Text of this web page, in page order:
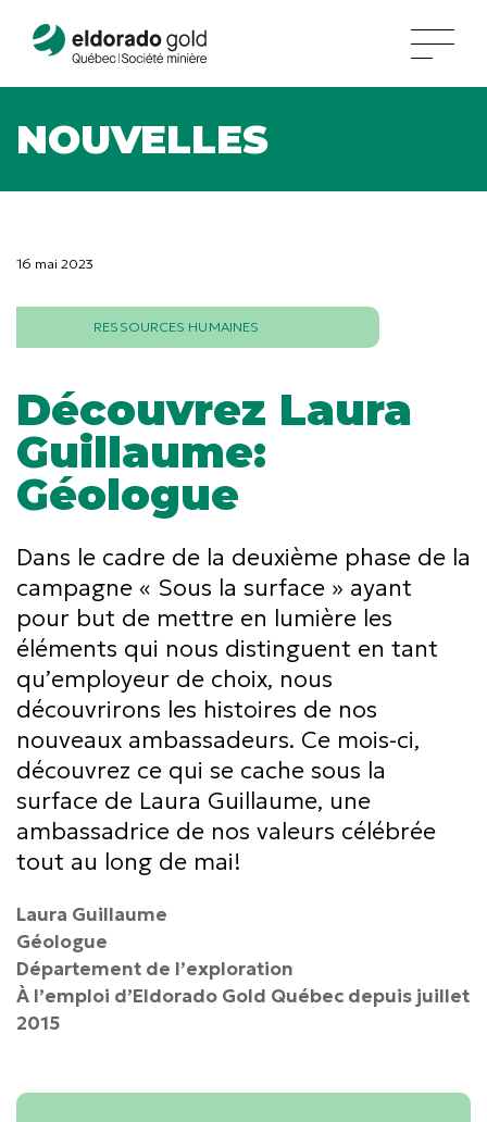
NOUVELLES
16 mai 2023
RESSOURCES HUMAINES
Découvrez Laura
Guillaume:
Géologue
Dans le cadre de la deuxième phase de la
campagne « Sous la surface » ayant
pour but de mettre en lumière les
éléments qui nous distinguent en tant
qu’employeur de choix, nous
découvrirons les histoires de nos
nouveaux ambassadeurs. Ce mois-ci,
découvrez ce qui se cache sous la
surface de Laura Guillaume, une
ambassadrice de nos valeurs célébrée
tout au long de mai!
Laura Guillaume
Géologue
Département de l’exploration
À l’emploi d’Eldorado Gold Québec depuis juillet
2015